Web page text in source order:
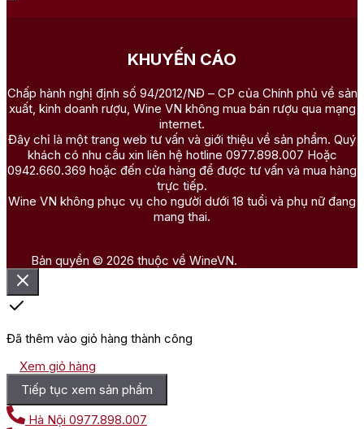
KHUYẾN CÁO
Chấp hành nghị định số 94/2012/NĐ – CP của Chính phủ về sản
xuất, kinh doanh rượu, Wine VN không mua bán rượu qua mạng
internet.
Đây chỉ là một trang web tư vấn và giới thiệu về sản phẩm. Quý
khách có nhu cầu xin liên hệ hotline 0977.898.007 Hoặc
0942.660.369 hoặc đến cửa hàng để được tư vấn và mua hàng
trực tiếp.
Wine VN không phục vụ cho người dưới 18 tuổi và phụ nữ đang
mang thai.
Bản quyền © 2026 thuộc về WineVN.
Đã thêm vào giỏ hàng thành công
Xem giỏ hàng
Tiếp tục xem sản phẩm
Hà Nội 0977.898.007